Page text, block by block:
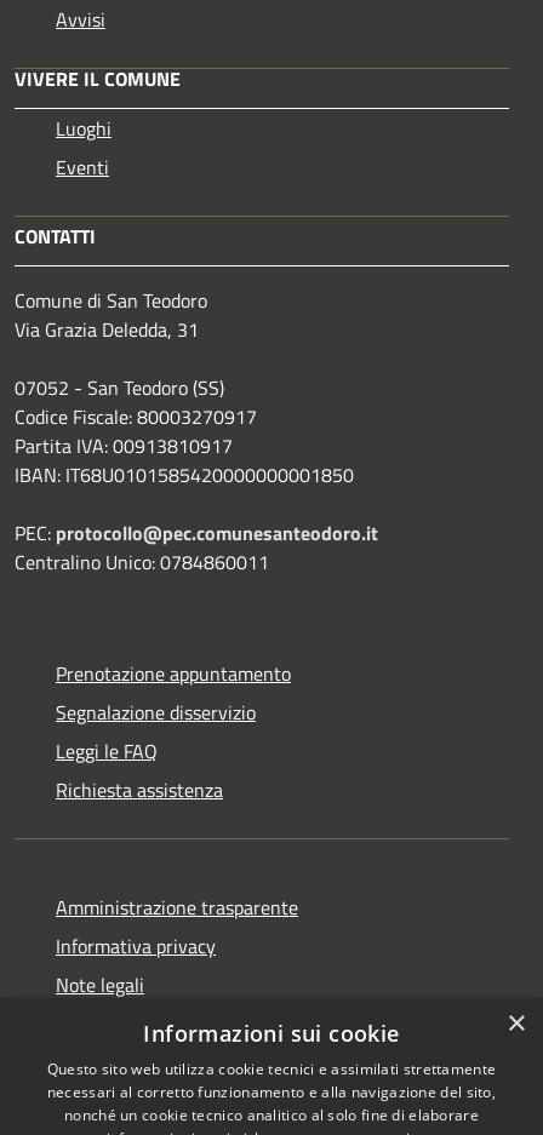
Avvisi
VIVERE IL COMUNE
Luoghi
Eventi
CONTATTI
Comune di San Teodoro
Via Grazia Deledda, 31
07052 - San Teodoro (SS)
Codice Fiscale: 80003270917
Partita IVA: 00913810917
IBAN: IT68U0101585420000000001850
PEC: protocollo@pec.comunesanteodoro.it
Centralino Unico: 0784860011
Prenotazione appuntamento
Segnalazione disservizio
Leggi le FAQ
Richiesta assistenza
Amministrazione trasparente
Informativa privacy
Note legali
Dichiarazione di accessibilità
×
Informazioni sui cookie
Questo sito web utilizza cookie tecnici e assimilati strettamente
necessari al corretto funzionamento e alla navigazione del sito,
nonché un cookie tecnico analitico al solo fine di elaborare